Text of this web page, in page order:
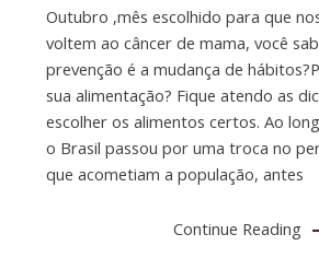
Outubro ,mês escolhido para que
voltem ao câncer de mama, você
prevenção é a mudança de
sua alimentação? Fique atendo as
escolher os alimentos certos. Ao
o Brasil passou por uma troca no
que acometiam a população, antes
Continue Reading